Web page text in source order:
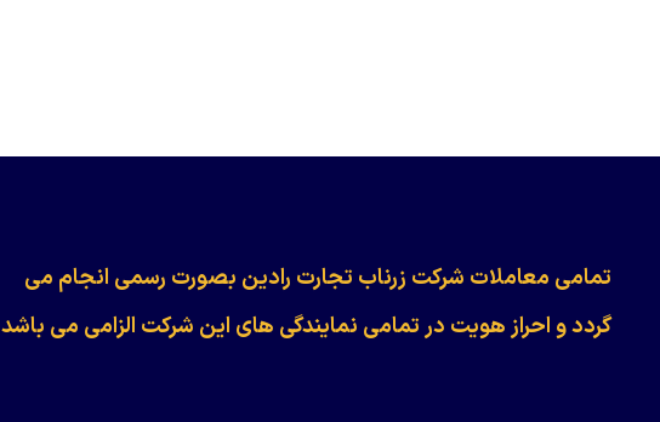
​​​​​​تمامی معاملات شرکت زرناب تجارت رادین بصورت رسمی انجام می
گردد و احراز هویت در تمامی نمایندگی های این شرکت الزامی می باشد